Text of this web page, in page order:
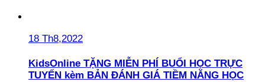
18 Th8,2022
KidsOnline TẶNG MIỄN PHÍ BUỔI HỌC TRỰC
TUYẾN kèm BẢN ĐÁNH GIÁ TIỀM NĂNG HỌC